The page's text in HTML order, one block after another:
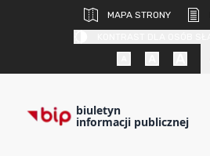
MAPA STRONY
biuletyn
informacji publicznej